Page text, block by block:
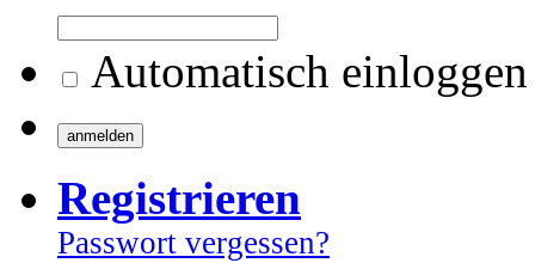
Automatisch einloggen
Registrieren
Passwort vergessen?